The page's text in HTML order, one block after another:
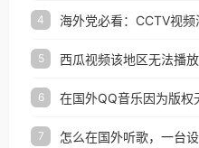
4
5 西瓜视频该地区无法播放
6
7 怎么在国外听歌，一台